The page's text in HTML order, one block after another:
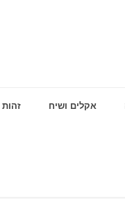
אקלים ושיח זהות